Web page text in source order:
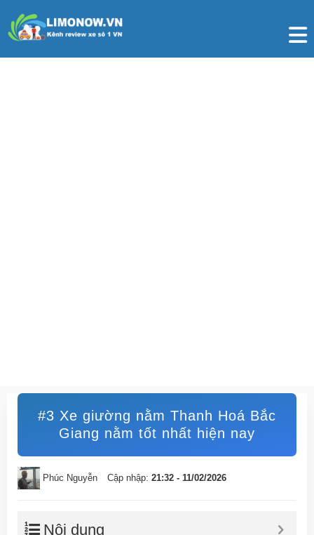
#3 Xe giường nằm Thanh Hoá Bắc
Giang nằm tốt nhất hiện nay
Phúc Nguyễn Cập nhập: 21:32 - 11/02/2026
Nội dung